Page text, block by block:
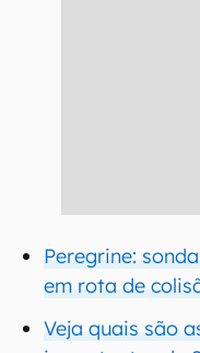
Peregrine:
em rota de
Veja quais são